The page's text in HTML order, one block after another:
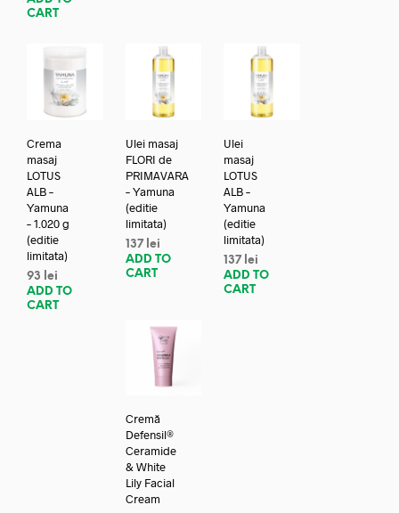
CART
Crema
masaj
LOTUS
ALB –
Yamuna
– 1.020 g
(editie
limitata)
93
lei
ADD TO
CART
Ulei masaj
FLORI de
PRIMAVARA
– Yamuna
(editie
limitata)
137 lei
ADD TO
CART
Ulei
masaj
LOTUS
ALB –
Yamuna
(editie
limitata)
137 lei
ADD TO
CART
Cremă
Defensil®
Ceramide
& White
Lily Facial
Cream